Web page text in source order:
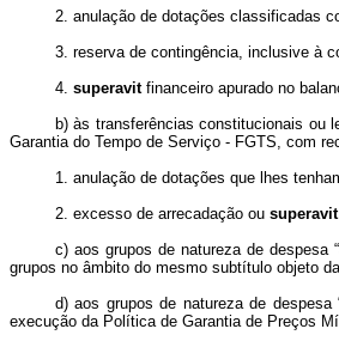
2. anulação de dotações classificadas
3. reserva de contingência, inclusive à
4. superavitfinanceiro apurado no
b) às transferências constitucionais ou
Garantia do Tempo de Serviço - FGTS, com
1. anulação de dotações que lhes
2. excesso de arrecadação ou superavit
c) aos grupos de natureza de despesa
grupos no âmbito do mesmo subtítulo objeto
d) aos grupos de natureza de despesa
execução da Política de Garantia de Preços